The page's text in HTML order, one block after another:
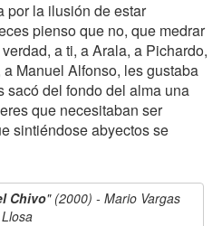
por la ilusión de estar
pienso que no, que medrar
a ti, a Arala, a Pichardo,
Manuel Alfonso, les gustaba
sacó del fondo del alma una
que necesitaban ser
sintiéndose abyectos se
Chivo" (2000) - Mario Vargas
Llosa